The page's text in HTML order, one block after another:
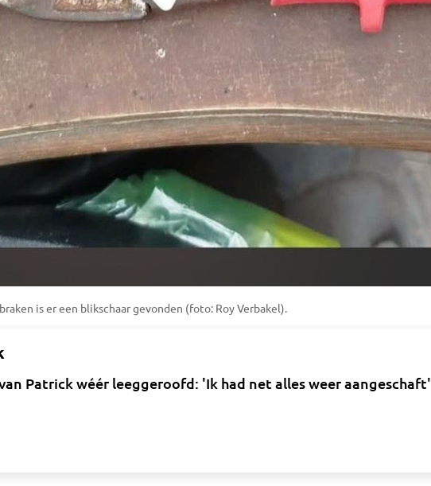
is er een blikschaar gevonden (foto: Roy Verbakel).
Patrick wéér leeggeroofd: 'Ik had net alles weer aangeschaft'